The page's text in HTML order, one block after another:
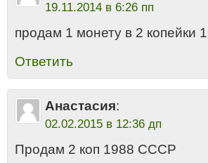
19.11.2014 в 6:26 пп
продам 1 монету в 2 копейки
Ответить
Анастасия:
02.02.2015 в 12:36 дп
Продам 2 коп 1988 СССР